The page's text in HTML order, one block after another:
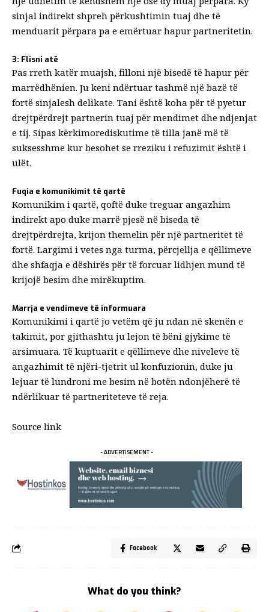
sinjal indirekt shpreh përkushtimin tuaj dhe të
menduarit përpara pa e emërtuar hapur partneritetin.
3: Flisni atë
Pas rreth katër muajsh, filloni një bisedë të hapur për
marrëdhënien. Ju keni ndërtuar tashmë një bazë të
fortë sinjalesh delikate. Tani është koha për të pyetur
drejtpërdrejt partnerin tuaj për mendimet dhe ndjenjat
e tij. Sipas kërkimorediskutime të tilla janë më të
suksesshme kur besohet se rreziku i refuzimit është i
ulët.
Fuqia e komunikimit të qartë
Komunikim i qartë, qoftë duke treguar angazhim
indirekt apo duke marrë pjesë në biseda të
drejtpërdrejta, krijon themelin për një partneritet të
fortë. Largimi i vetes nga turma, përcjellja e qëllimeve
dhe shfaqja e dëshirës për të forcuar lidhjen mund të
krijojë besim dhe mirëkuptim.
Marrja e vendimeve të informuara
Komunikimi i qartë jo vetëm që ju ndan në skenën e
takimit, por gjithashtu ju lejon të bëni gjykime të
arsimuara. Të kuptuarit e qëllimeve dhe niveleve të
angazhimit të njëri-tjetrit ul konfuzionin, duke ju
lejuar të lundroni me besim në botën ndonjëherë të
ndërlikuar të partneriteteve të reja.
Source link
- ADVERTISEMENT -
Facebook
What do you think?